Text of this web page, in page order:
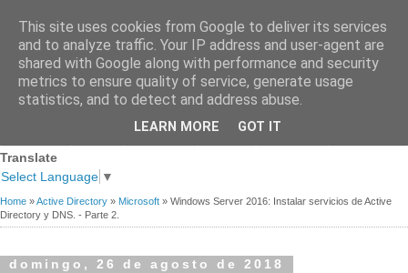
Premios
Links de
Contacto
Translate
Select Language ▼
Home »Active Directory » Microsoft » Windows Server 2016: Instalar servicios de Active
Directory y DNS. - Parte 2.
domingo, 26 de agosto de 2018
This site uses cookies from Google to deliver its services
and to analyze traffic. Your IP address and user-agent are
shared with Google along with performance and security
metrics to ensure quality of service, generate usage
statistics, and to detect and address abuse.
LEARN MORE GOT IT